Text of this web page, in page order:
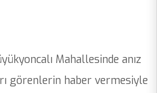
Mahallesinde anız
görenlerin haber vermesiyle